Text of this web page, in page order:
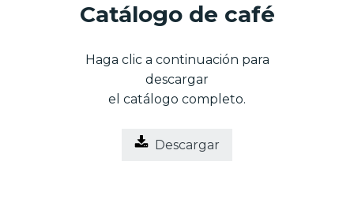
Catálogo de café
Haga clic a continuación para
descargar
el catálogo completo.
Descargar